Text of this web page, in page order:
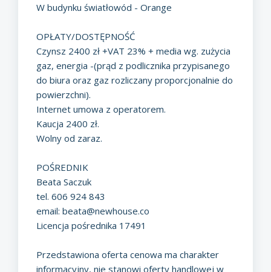
W budynku światłowód - Orange
OPŁATY/DOSTĘPNOŚĆ
Czynsz 2400 zł +VAT 23% + media wg. zużycia
gaz, energia -(prąd z podlicznika przypisanego
do biura oraz gaz rozliczany proporcjonalnie do
powierzchni).
Internet umowa z operatorem.
Kaucja 2400 zł.
Wolny od zaraz.
POŚREDNIK
Beata Saczuk
tel. 606 924 843
email: beata@newhouse.co
Licencja pośrednika 17491
Przedstawiona oferta cenowa ma charakter
informacyjny, nie stanowi oferty handlowej w